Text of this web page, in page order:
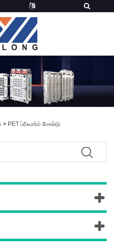
> PET ப்ரீஃபார்ம் மோல்டு